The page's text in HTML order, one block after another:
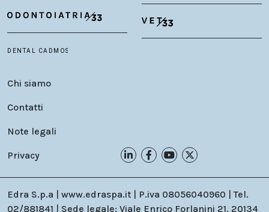
Chi siamo
Contatti
Note legali
Privacy
Edra S.p.a | www.edraspa.it | P.iva 08056040960 | Tel.
02/881841 | Sede legale: Viale Enrico Forlanini 21, 20134